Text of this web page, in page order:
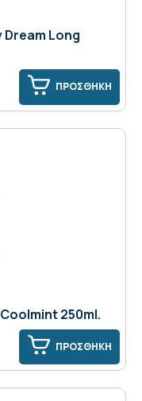
Dream Long
ΠΡΟΣΘΗΚΗ
Coolmint 250ml.
ΠΡΟΣΘΗΚΗ